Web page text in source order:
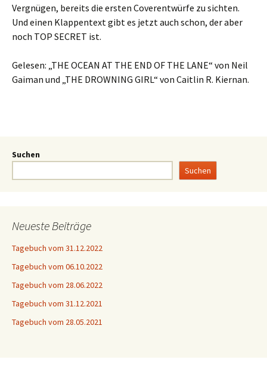
Vergnügen, bereits die ersten Coverentwürfe zu sichten.
Und einen Klappentext gibt es jetzt auch schon, der aber
noch TOP SECRET ist.
Gelesen: „THE OCEAN AT THE END OF THE LANE“ von Neil
Gaiman und „THE DROWNING GIRL“ von Caitlin R. Kiernan.
Suchen
Suchen
Neueste Beiträge
Tagebuch vom 31.12.2022
Tagebuch vom 06.10.2022
Tagebuch vom 28.06.2022
Tagebuch vom 31.12.2021
Tagebuch vom 28.05.2021